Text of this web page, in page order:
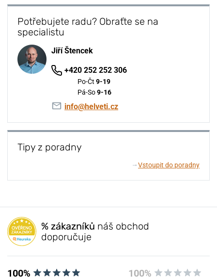
Potřebujete radu? Obraťte se na
specialistu
Jiří Štencek
+420 252 252 306
Po-Čt 9-19
Pá-So9-16
info@helveti.cz
Tipy z poradny
↓ Vstoupit do poradny
% zákazníků náš obchod
doporučuje
100% 100%